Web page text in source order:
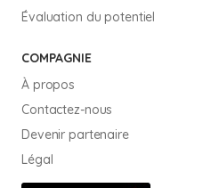
Évaluation du potentiel
COMPAGNIE
À propos
Contactez-nous
Devenir partenaire
Légal